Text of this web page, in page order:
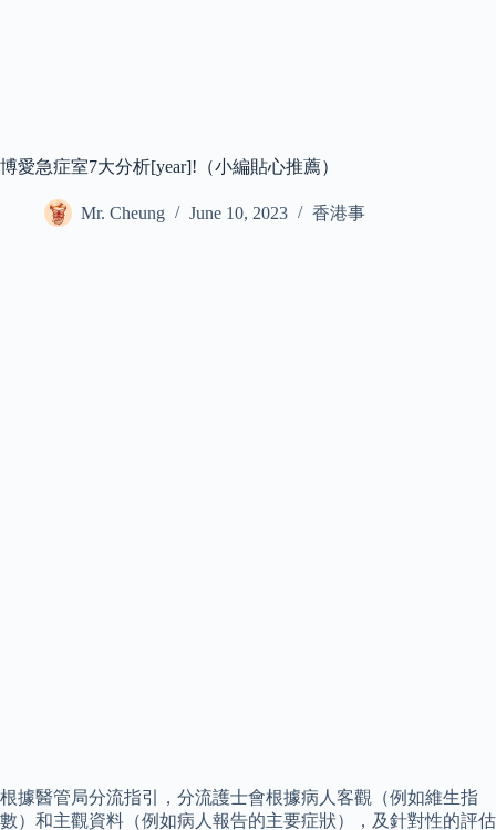
博愛急症室7大分析[year]!（小編貼心推薦）
Mr. Cheung June 10, 2023 香港事
根據醫管局分流指引，分流護士會根據病人客觀（例如維生指
數）和主觀資料（例如病人報告的主要症狀），及針對性的評估